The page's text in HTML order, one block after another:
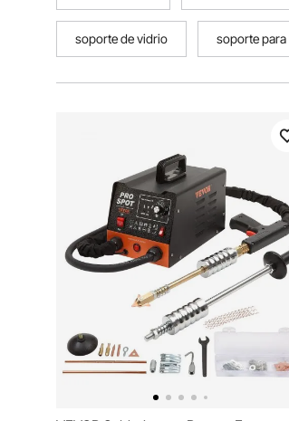
soporte de vidrio soporte